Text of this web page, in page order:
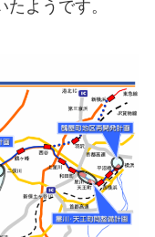
ようです。